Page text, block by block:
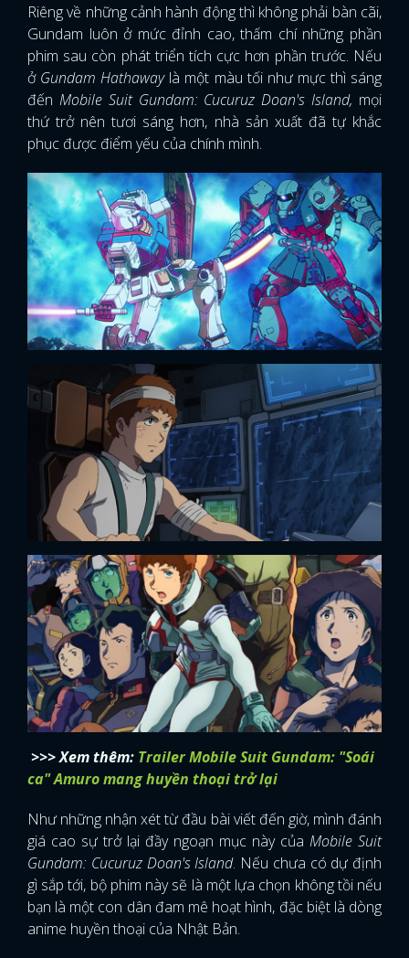
Riêng về những cảnh hành động thì không phải bàn cãi,
Gundam luôn ở mức đỉnh cao, thấm chí những phần
phim sau còn phát triển tích cực hơn phần trước. Nếu
ở Gundam Hathawaylà một màu tối như mực thì sáng
đến Mobile Suit Gundam: Cucuruz Doan's Island, mọi
thứ trở nên tươi sáng hơn, nhà sản xuất đã tự khắc
phục được điểm yếu của chính mình.
>>> Xem thêm: Trailer Mobile Suit Gundam: "Soái
ca" Amuro mang huyền thoại trở lại
Như những nhận xét từ đầu bài viết đến giờ, mình đánh
giá cao sự trở lại đầy ngoạn mục này của Mobile Suit
Gundam: Cucuruz Doan's Island. Nếu chưa có dự định
gì sắp tới, bộ phim này sẽ là một lựa chọn không tồi nếu
bạn là một con dân đam mê hoạt hình, đặc biệt là dòng
anime huyền thoại của Nhật Bản.